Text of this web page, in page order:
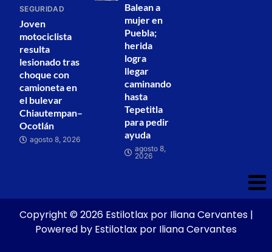
SEGURIDAD
Joven
motociclista
resulta
lesionado tras
choque con
camioneta en
el bulevar
Chiautempan–
Ocotlán
agosto 8, 2026
Balean a
mujer en
Puebla;
herida
logra
llegar
caminando
hasta
Tepetitla
para pedir
ayuda
agosto 8,
2026
Copyright © 2026 Estilotlax por Iliana Cervantes |
Powered by Estilotlax por Iliana Cervantes